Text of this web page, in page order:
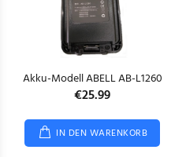
Akku-Modell ABELL AB-L1260
€25.99
IN DEN WARENKORB